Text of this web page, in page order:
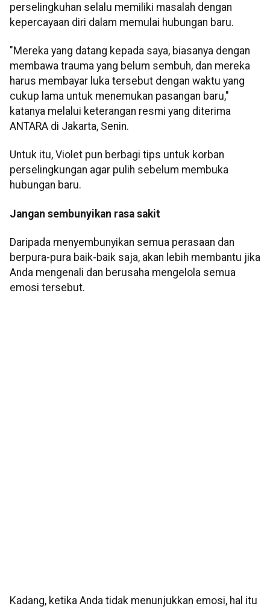
perselingkuhan selalu memiliki masalah dengan
kepercayaan diri dalam memulai hubungan baru.
"Mereka yang datang kepada saya, biasanya dengan
membawa trauma yang belum sembuh, dan mereka
harus membayar luka tersebut dengan waktu yang
cukup lama untuk menemukan pasangan baru,"
katanya melalui keterangan resmi yang diterima
ANTARA di Jakarta, Senin.
Untuk itu, Violet pun berbagi tips untuk korban
perselingkungan agar pulih sebelum membuka
hubungan baru.
Jangan sembunyikan rasa sakit
Daripada menyembunyikan semua perasaan dan
berpura-pura baik-baik saja, akan lebih membantu jika
Anda mengenali dan berusaha mengelola semua
emosi tersebut.
Kadang, ketika Anda tidak menunjukkan emosi, hal itu